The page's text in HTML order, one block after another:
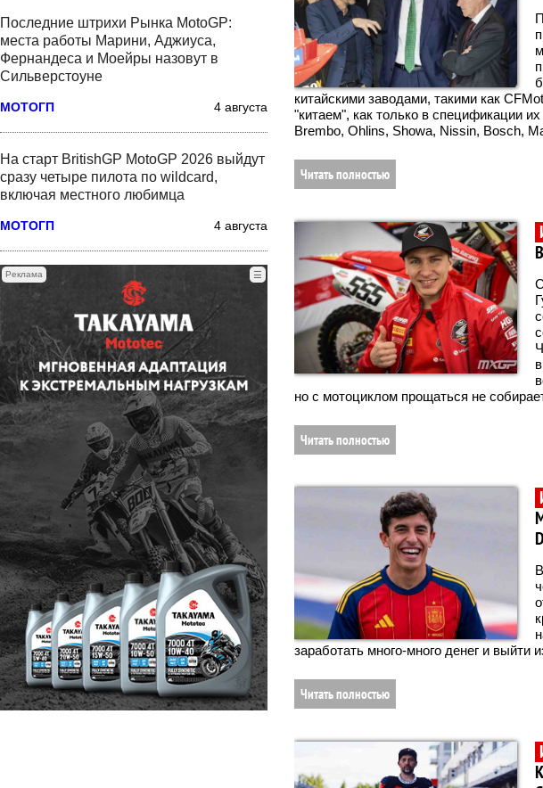
Последние штрихи Рынка MotoGP:
места работы Марини, Аджиуса,
Фернандеса и Моейры назовут в
Сильверстоуне
МОТОГП 4 августа
На старт BritishGP MotoGP 2026 выйдут
сразу четыре пилота по wildcard,
включая местного любимца
МОТОГП 4 августа
Реклама ☰
китайскими заводами, такими как
"китаем", как только в спецификации
Brembo, Ohlins, Showa, Nissin, Bosch,
Читать полностью
но с мотоциклом прощаться не
Читать полностью
заработать много-много денег и выйти
Читать полностью